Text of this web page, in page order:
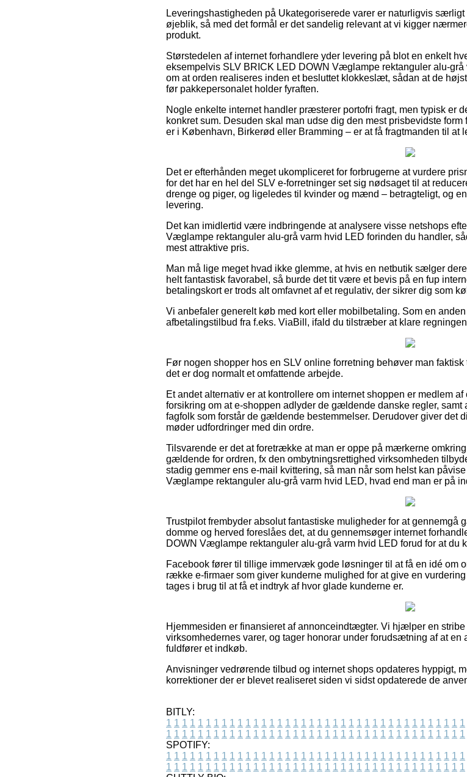
Leveringshastigheden på Ukategoriserede varer er naturligvis
øjeblik, så med det formål er det sandelig relevant at vi kigger
produkt.
Størstedelen af internet forhandlere yder levering på blot en enkelt
eksempelvis SLV BRICK LED DOWN Væglampe rektanguler alu-
om at orden realiseres inden et besluttet klokkeslæt, sådan at de
før pakkepersonalet holder fyraften.
Nogle enkelte internet handler præsterer portofri fragt, men typisk er
konkret sum. Desuden skal man udse dig den mest prisbevidste
er i København, Birkerød eller Bramming – er at få fragtmanden til at
Det er efterhånden meget ukompliceret for forbrugerne at vurdere
for det har en hel del SLV e-forretninger set sig nødsaget til at
drenge og piger, og ligeledes til kvinder og mænd – betragteligt, og
levering.
Det kan imidlertid være indbringende at analysere visse netshops
Væglampe rektanguler alu-grå varm hvid LED forinden du handler,
mest attraktive pris.
Man må lige meget hvad ikke glemme, at hvis en netbutik sælger
helt fantastisk favorabel, så burde det tit være et bevis på en fup
betalingskort er trods alt omfavnet af et regulativ, der sikrer dig som
Vi anbefaler generelt køb med kort eller mobilbetaling. Som en
afbetalingstilbud fra f.eks. ViaBill, ifald du tilstræber at klare
Før nogen shopper hos en SLV online forretning behøver man
det er dog normalt et omfattende arbejde.
Et andet alternativ er at kontrollere om internet shoppen er medlem
forsikring om at e-shoppen adlyder de gældende danske regler,
fagfolk som forstår de gældende bestemmelser. Derudover giver det
møder udfordringer med din ordre.
Tilsvarende er det at foretrække at man er oppe på mærkerne
gældende for ordren, fx den ombytningsrettighed virksomheden
stadig gemmer ens e-mail kvittering, så man når som helst kan
Væglampe rektanguler alu-grå varm hvid LED, hvad end man er på
Trustpilot frembyder absolut fantastiske muligheder for at gennemgå
domme og herved foreslåes det, at du gennemsøger internet
DOWN Væglampe rektanguler alu-grå varm hvid LED forud for at du
Facebook fører til tillige immervæk gode løsninger til at få en idé om
række e-firmaer som giver kunderne mulighed for at give en
tages i brug til at få et indtryk af hvor glade kunderne er.
Hjemmesiden er finansieret af annonceindtægter. Vi hjælper en
virksomhedernes varer, og tager honorar under forudsætning af at
fuldfører et indkøb.
Anvisninger vedrørende tilbud og internet shops opdateres hyppigt,
korrektioner der er blevet realiseret siden vi sidst opdaterede de
BITLY:
1 1 1 1 1 1 1 1 1 1 1 1 1 1 1 1 1 1 1 1 1 1 1 1 1 1 1 1 1 1 1 1 1 1 1 1 1 1
1 1 1 1 1 1 1 1 1 1 1 1 1 1 1 1 1 1 1 1 1 1 1 1 1 1 1 1 1 1 1 1 1 1 1 1 1 1
SPOTIFY:
1 1 1 1 1 1 1 1 1 1 1 1 1 1 1 1 1 1 1 1 1 1 1 1 1 1 1 1 1 1 1 1 1 1 1 1 1 1
1 1 1 1 1 1 1 1 1 1 1 1 1 1 1 1 1 1 1 1 1 1 1 1 1 1 1 1 1 1 1 1 1 1 1 1 1 1